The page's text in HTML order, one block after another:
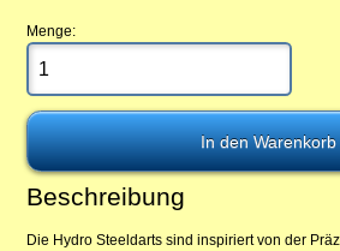
Menge:
Beschreibung
Die Hydro Steeldarts sind inspiriert von der